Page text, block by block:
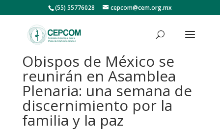
(55) 55776028 cepcom@cem.org.mx
Obispos de México se
reunirán en Asamblea
Plenaria: una semana de
discernimiento por la
familia y la paz